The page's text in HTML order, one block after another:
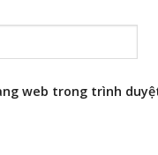
web trong trình